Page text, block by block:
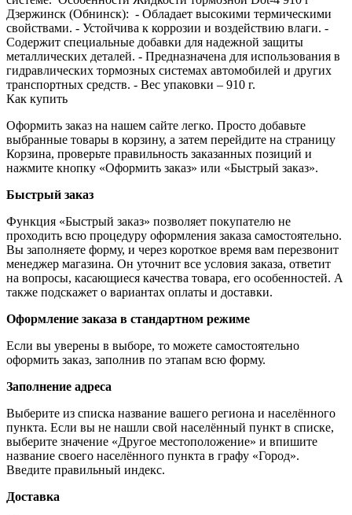
Дзержинск (Обнинск): - Обладает высокими термическими
свойствами. - Устойчива к коррозии и воздействию влаги. -
Содержит специальные добавки для надежной защиты
металлических деталей. - Предназначена для использования в
гидравлических тормозных системах автомобилей и других
транспортных средств. - Вес упаковки – 910 г.
Как купить
Оформить заказ на нашем сайте легко. Просто добавьте
выбранные товары в корзину, а затем перейдите на страницу
Корзина, проверьте правильность заказанных позиций и
нажмите кнопку «Оформить заказ» или «Быстрый заказ».
Быстрый заказ
Функция «Быстрый заказ» позволяет покупателю не
проходить всю процедуру оформления заказа самостоятельно.
Вы заполняете форму, и через короткое время вам перезвонит
менеджер магазина. Он уточнит все условия заказа, ответит
на вопросы, касающиеся качества товара, его особенностей. А
также подскажет о вариантах оплаты и доставки.
Оформление заказа в стандартном режиме
Если вы уверены в выборе, то можете самостоятельно
оформить заказ, заполнив по этапам всю форму.
Заполнение адреса
Выберите из списка название вашего региона и населённого
пункта. Если вы не нашли свой населённый пункт в списке,
выберите значение «Другое местоположение» и впишите
название своего населённого пункта в графу «Город».
Введите правильный индекс.
Доставка